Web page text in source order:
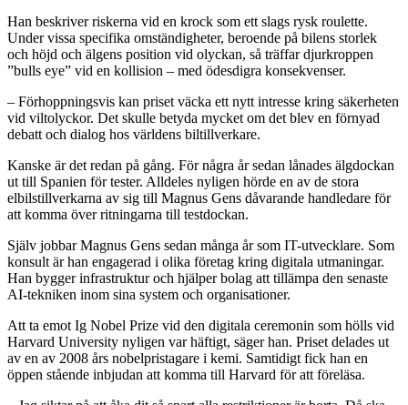
Han beskriver riskerna vid en krock som ett slags rysk roulette.
Under vissa specifika omständigheter, beroende på bilens storlek
och höjd och älgens position vid olyckan, så träffar djurkroppen
”bulls eye” vid en kollision – med ödesdigra konsekvenser.
– Förhoppningsvis kan priset väcka ett nytt intresse kring säkerheten
vid viltolyckor. Det skulle betyda mycket om det blev en förnyad
debatt och dialog hos världens biltillverkare.
Kanske är det redan på gång. För några år sedan lånades älgdockan
ut till Spanien för tester. Alldeles nyligen hörde en av de stora
elbilstillverkarna av sig till Magnus Gens dåvarande handledare för
att komma över ritningarna till testdockan.
Själv jobbar Magnus Gens sedan många år som IT-utvecklare. Som
konsult är han engagerad i olika företag kring digitala utmaningar.
Han bygger infrastruktur och hjälper bolag att tillämpa den senaste
AI-tekniken inom sina system och organisationer.
Att ta emot Ig Nobel Prize vid den digitala ceremonin som hölls vid
Harvard University nyligen var häftigt, säger han. Priset delades ut
av en av 2008 års nobelpristagare i kemi. Samtidigt fick han en
öppen stående inbjudan att komma till Harvard för att föreläsa.